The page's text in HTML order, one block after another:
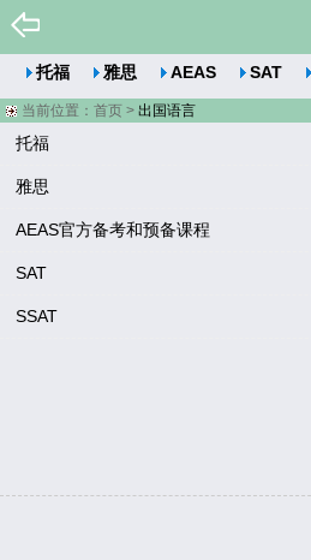
托福 雅思 AEAS SAT
当前位置： 首页 > 出国语言
托福
雅思
AEAS官方备考和预备课程
SAT
SSAT